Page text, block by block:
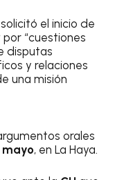
el inicio de
por “cuestiones
disputas
y relaciones
una misión
orales
mayo, en La Haya.